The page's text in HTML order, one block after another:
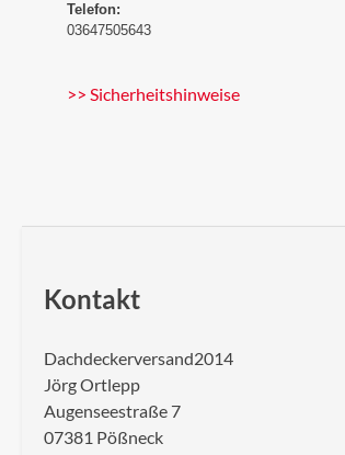
Telefon:
03647505643
>> Sicherheitshinweise
Kontakt
Dachdeckerversand2014
Jörg Ortlepp
Augenseestraße 7
07381 Pößneck